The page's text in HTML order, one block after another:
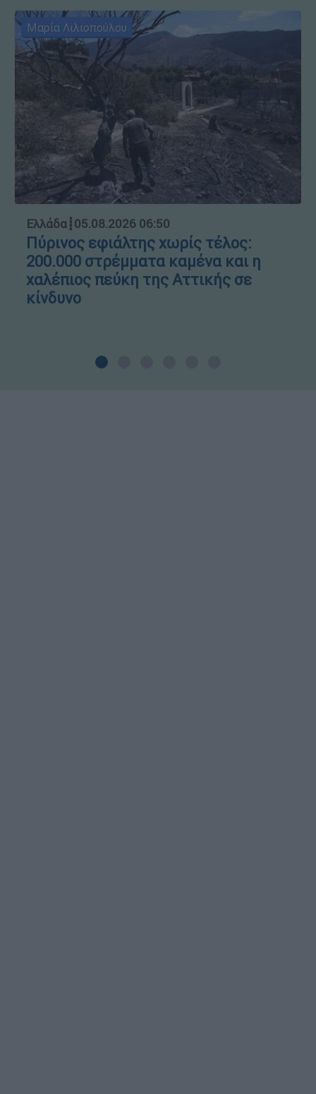
Μαρία Λιλιοπούλου
Ελλάδα┋05.08.2026 06:50
Πύρινος εφιάλτης χωρίς τέλος:
200.000 στρέμματα καμένα και η
χαλέπιος πεύκη της Αττικής σε
κίνδυνο